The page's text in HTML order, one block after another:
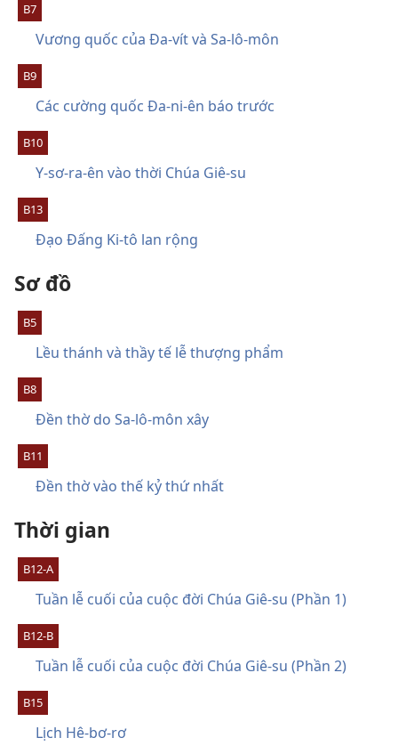
B7
Vương quốc của Đa-vít và Sa-lô-môn
B9
Các cường quốc Đa-ni-ên báo trước
B10
Y-sơ-ra-ên vào thời Chúa Giê-su
B13
Đạo Đấng Ki-tô lan rộng
Sơ đồ
B5
Lều thánh và thầy tế lễ thượng phẩm
B8
Đền thờ do Sa-lô-môn xây
B11
Đền thờ vào thế kỷ thứ nhất
Thời gian
B12-A
Tuần lễ cuối của cuộc đời Chúa Giê-su (Phần 1)
B12-B
Tuần lễ cuối của cuộc đời Chúa Giê-su (Phần 2)
B15
Lịch Hê-bơ-rơ